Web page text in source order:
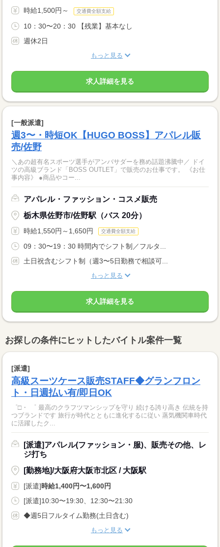
時給1,500円～ 交通費全額支給
10：30〜20：30 【残業】基本なし
週休2日
もっと見る
求人詳細を見る
[一般派遣]
週3〜・時短OK【HUGO BOSS】アパレル販
売/佐野
＼あの超有名スポーツ選手がアンバサダーを務め話題沸騰中／ ドイ
ツの高級ブランド「BOSS OUTLET」で販売のお仕事です。 《お仕
事内容》 ●商品やコー...
アパレル・ファッション・コスメ販売
栃木県佐野市/佐野駅（バス 20分）
時給1,550円～1,650円 交通費全額支給
09：30〜19：30 時間内でシフト制／フルタ...
土日祝含むシフト制（週3〜5日勤務で相談可...
もっと見る
求人詳細を見る
お探しの条件にヒットしたバイトル案件一覧
[派遣]
高級スーツケース販売STAFF◆グランフロン
ト・日週払い有/即日OK
゜□・ ゜ 最高のクラフツマンシップを守り 続ける誇り高き 伝統を持
つブランドです 旅行が時代とともに進化するに従い 蒸気機関車時代
に活躍したク...
[派遣]アパレル(ファッション・服)、販売その他、レ
ジ打ち
[勤務地]/大阪府大阪市北区 / 大阪駅
[派遣]時給1,400円〜1,600円
[派遣]10:30〜19:30、12:30〜21:30
◆週5日フルタイム勤務(土日含む)
もっと見る